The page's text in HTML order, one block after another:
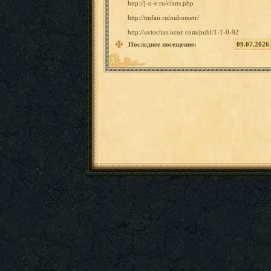
http://j-o-e.ru/clans.php
http://tmfan.ru/nubometr/
http://avtochas. ucoz.com/publ/1-1-0-92
Последнее посещение:
09.07.2026